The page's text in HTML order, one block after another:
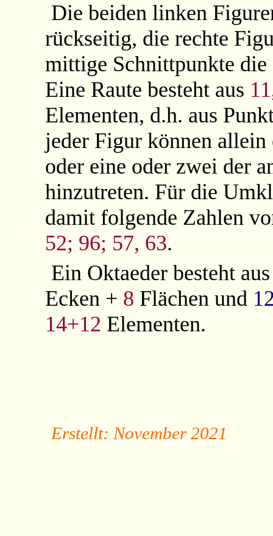
Die beiden linken
rückseitig, die rechte
mittige Schnittpunkte die
Eine Raute besteht aus 11
Elementen, d.h. aus
jeder Figur können allein
oder eine oder zwei der
hinzutreten. Für die
damit folgende Zahlen
52; 96; 57, 63.
Ein Oktaeder besteht
Ecken + 8 Flächen und
14+12 Elementen.
Erstellt: November 2021